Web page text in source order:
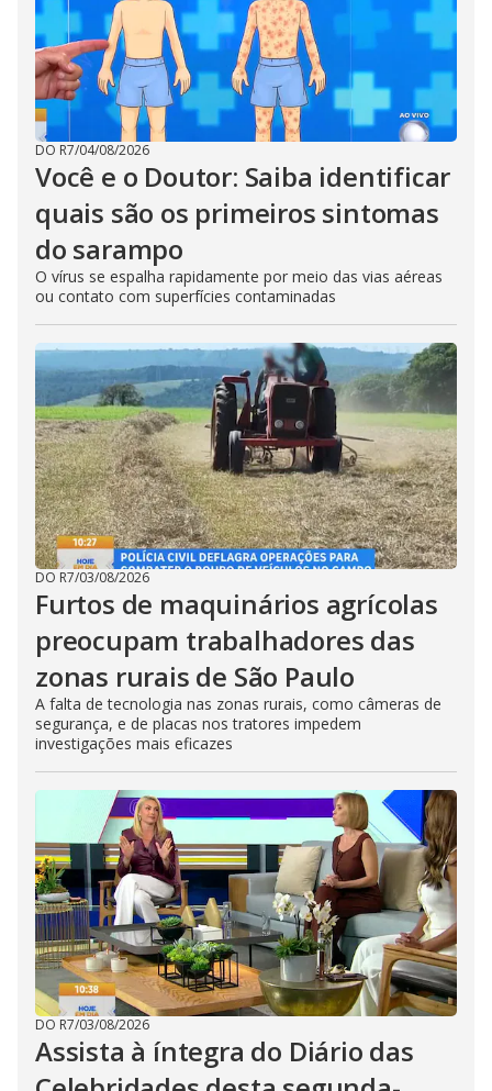
DO R7/04/08/2026
Você e o Doutor: Saiba identificar
quais são os primeiros sintomas
do sarampo
O vírus se espalha rapidamente por meio das vias aéreas
ou contato com superfícies contaminadas
DO R7/03/08/2026
Furtos de maquinários agrícolas
preocupam trabalhadores das
zonas rurais de São Paulo
A falta de tecnologia nas zonas rurais, como câmeras de
segurança, e de placas nos tratores impedem
investigações mais eficazes
DO R7/03/08/2026
Assista à íntegra do Diário das